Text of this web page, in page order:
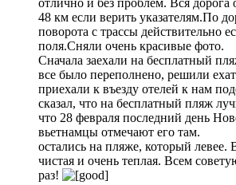
отлично и без проблем. Вся дорога
48 км если верить указателям.По
поворота с трассы действительно
поля.Сняли очень красивые фото.
Сначала заехали на бесплатный
все было переполнено, решили
приехали к въезду отелей к нам
сказал, что на бесплатный пляж
что 28 февраля последний день
вьетнамцы отмечают его там.
остались на пляже, который левее.
чистая и очень теплая. Всем
раз!